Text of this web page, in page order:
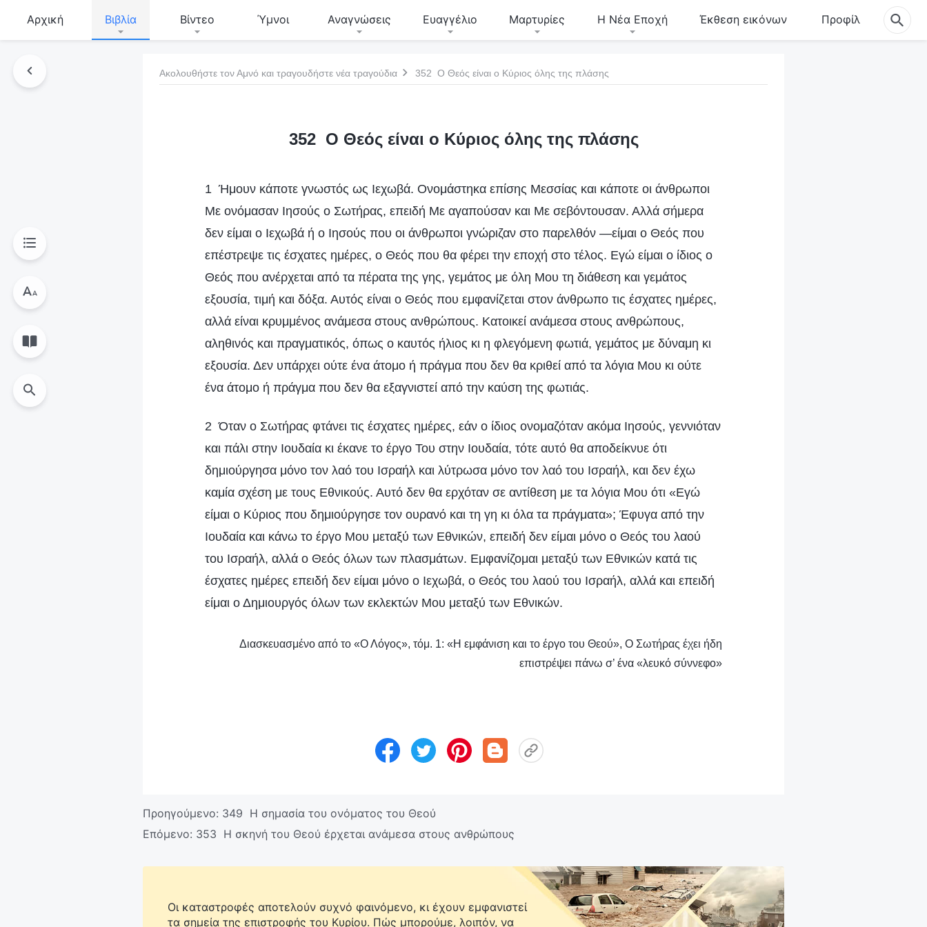
Αρχική Βιβλία Βίντεο Ύμνοι Αναγνώσεις Ευαγγέλιο Μαρτυρίες Η Νέα Εποχή Έκθεση εικόνων Προφίλ
Ακολουθήστε τον Αμνό και τραγουδήστε νέα τραγούδια 352 Ο Θεός είναι ο Κύριος όλης της πλάσης
352 Ο Θεός είναι ο Κύριος όλης της πλάσης
1 Ήμουν κάποτε γνωστός ως Ιεχωβά. Ονομάστηκα επίσης Μεσσίας και κάποτε οι άνθρωποι
Με ονόμασαν Ιησούς ο Σωτήρας, επειδή Με αγαπούσαν και Με σεβόντουσαν. Αλλά σήμερα
δεν είμαι ο Ιεχωβά ή ο Ιησούς που οι άνθρωποι γνώριζαν στο παρελθόν —είμαι ο Θεός που
επέστρεψε τις έσχατες ημέρες, ο Θεός που θα φέρει την εποχή στο τέλος. Εγώ είμαι ο ίδιος ο
Θεός που ανέρχεται από τα πέρατα της γης, γεμάτος με όλη Μου τη διάθεση και γεμάτος
εξουσία, τιμή και δόξα. Αυτός είναι ο Θεός που εμφανίζεται στον άνθρωπο τις έσχατες ημέρες,
αλλά είναι κρυμμένος ανάμεσα στους ανθρώπους. Κατοικεί ανάμεσα στους ανθρώπους,
αληθινός και πραγματικός, όπως ο καυτός ήλιος κι η φλεγόμενη φωτιά, γεμάτος με δύναμη κι
εξουσία. Δεν υπάρχει ούτε ένα άτομο ή πράγμα που δεν θα κριθεί από τα λόγια Μου κι ούτε
ένα άτομο ή πράγμα που δεν θα εξαγνιστεί από την καύση της φωτιάς.
2 Όταν ο Σωτήρας φτάνει τις έσχατες ημέρες, εάν ο ίδιος ονομαζόταν ακόμα Ιησούς, γεννιόταν
και πάλι στην Ιουδαία κι έκανε το έργο Του στην Ιουδαία, τότε αυτό θα αποδείκνυε ότι
δημιούργησα μόνο τον λαό του Ισραήλ και λύτρωσα μόνο τον λαό του Ισραήλ, και δεν έχω
καμία σχέση με τους Εθνικούς. Αυτό δεν θα ερχόταν σε αντίθεση με τα λόγια Μου ότι «Εγώ
είμαι ο Κύριος που δημιούργησε τον ουρανό και τη γη κι όλα τα πράγματα»; Έφυγα από την
Ιουδαία και κάνω το έργο Μου μεταξύ των Εθνικών, επειδή δεν είμαι μόνο ο Θεός του λαού
του Ισραήλ, αλλά ο Θεός όλων των πλασμάτων. Εμφανίζομαι μεταξύ των Εθνικών κατά τις
έσχατες ημέρες επειδή δεν είμαι μόνο ο Ιεχωβά, ο Θεός του λαού του Ισραήλ, αλλά και επειδή
είμαι ο Δημιουργός όλων των εκλεκτών Μου μεταξύ των Εθνικών.
Διασκευασμένο από το «Ο Λόγος», τόμ. 1: «Η εμφάνιση και το έργο του Θεού», Ο Σωτήρας έχει ήδη
επιστρέψει πάνω σ’ ένα «λευκό σύννεφο»
Προηγούμενο: 349 Η σημασία του ονόματος του Θεού
Επόμενο: 353 Η σκηνή του Θεού έρχεται ανάμεσα στους ανθρώπους
Οι καταστροφές αποτελούν συχνό φαινόμενο, κι έχουν εμφανιστεί
τα σημεία της επιστροφής του Κυρίου. Πώς μπορούμε, λοιπόν, να